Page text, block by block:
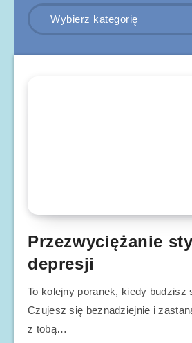
Wybierz kategorię
Przezwyciężanie
depresji
To kolejny poranek, kiedy budzisz
Czujesz się beznadziejnie i
z tobą…